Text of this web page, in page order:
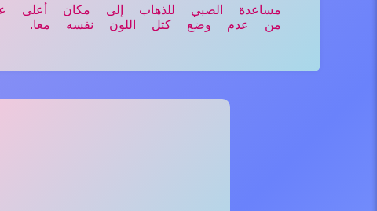
مساعدة الصبي للذهاب إلى مكان
من عدم وضع كتل اللون نفسه معا.